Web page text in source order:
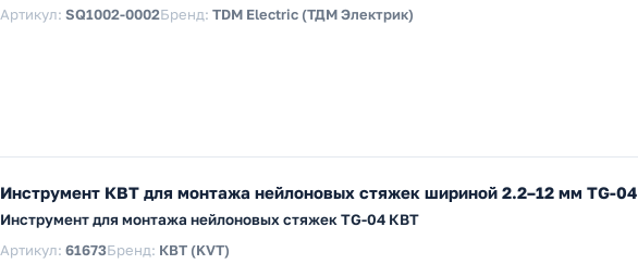
Артикул: SQ1002-0002Бренд: TDM Electric (ТДМ Электрик)
Инструмент КВТ для монтажа нейлоновых стяжек шириной 2.2–12 мм TG-04
Инструмент для монтажа нейлоновых стяжек TG-04 КВТ
Артикул: 61673Бренд: КВТ (KVT)